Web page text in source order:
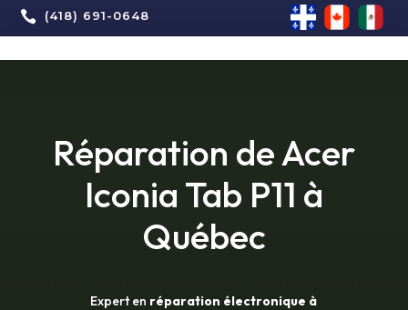
 (418) 691-0648
Réparation de Acer
Iconia Tab P11 à
Québec
Expert en réparation électronique à